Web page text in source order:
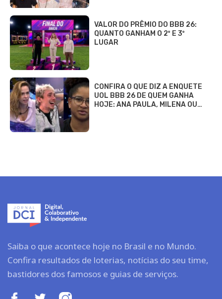
VALOR DO PRÊMIO DO BBB 26:
QUANTO GANHAM O 2º E 3º
LUGAR
CONFIRA O QUE DIZ A ENQUETE
UOL BBB 26 DE QUEM GANHA
HOJE: ANA PAULA, MILENA OU…
Saiba o que acontece hoje no Brasil e no Mundo.
Confira resultados de loterias, notícias do seu time,
bastidores dos famosos e guias de serviços.